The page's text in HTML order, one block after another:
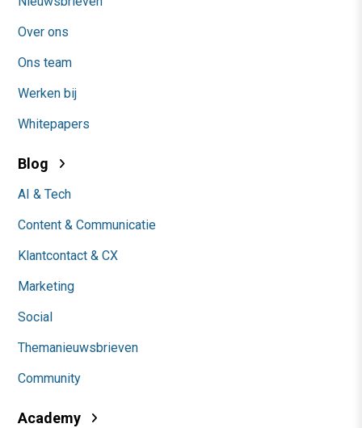
Over ons
Ons team
Werken bij
Whitepapers
Blog
AI & Tech
Content & Communicatie
Klantcontact & CX
Marketing
Social
Themanieuwsbrieven
Community
Academy